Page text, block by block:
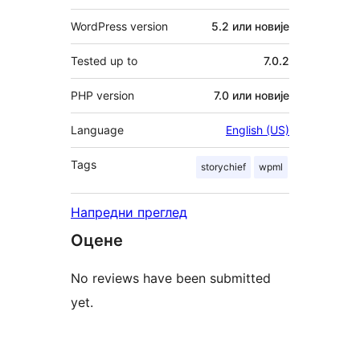
WordPress version 5.2 или новије
Tested up to 7.0.2
PHP version 7.0 или новије
Language English (US)
Tags storychief wpml
Напредни преглед
Оцене
No reviews have been submitted
yet.